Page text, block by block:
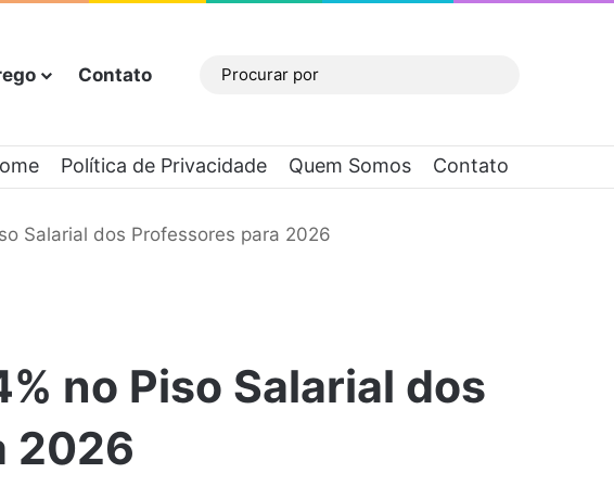
Contato Barra Lateral
Política de Privacidade Quem Somos Contato
Salarial dos Professores para 2026
no Piso Salarial dos
2026